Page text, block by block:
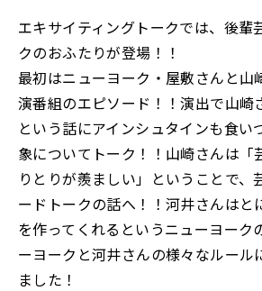
エキサイティングトークでは、後輩
クのおふたりが登場！！
最初はニューヨーク・屋敷さんと山
演番組のエピソード！！演出で山崎
という話にアインシュタインも食い
象についてトーク！！山崎さんは「
りとりが羨ましい」ということで、
ードトークの話へ！！河井さんはと
を作ってくれるというニューヨーク
ーヨークと河井さんの様々なルール
ました！